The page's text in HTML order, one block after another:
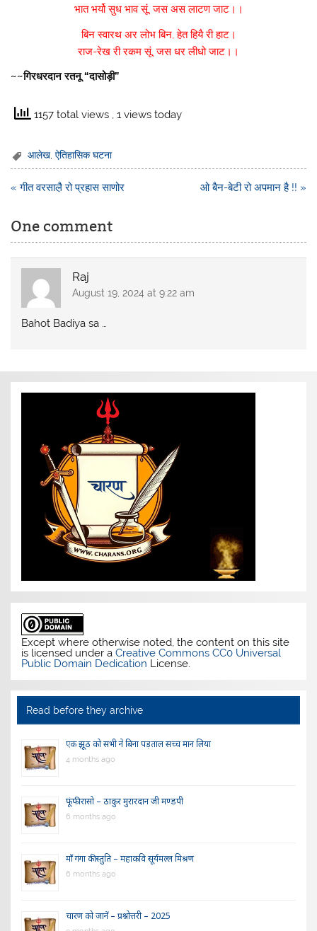
भात भर्यो सुध भाव सूं,जस अस लाटण जाट।।
बिन स्वारथ अर लोभ बिन,हेत हियै री हाट।
राज-रेख री रकम सूं,जस धर लीधो जाट।।
~~गिरधरदान रतनू “दासोड़ी”
1157 total views , 1 views today
आलेख ,ऐतिहासिक घटना
Post
« गीत वरसाल़ै रो प्रहास साणोर ओ बैन-बेटी रो अपमान है !! »
One comment
Raj
August 19, 2024 at 9:22 am
Bahot Badiya sa …
Except where otherwise noted, the content on this site
is licensed under aCreative Commons CC0 Universal
Public Domain Dedication License.
Read before they archive
एक झूठ को सभी ने बिना पड़ताल सच्च मान लिया
4 months ago
फूंफी रासो – ठाकुर मुरारदान जी मण्डपी
6 months ago
माँ गंगा की स्तुति – महाकवि सूर्यमल्ल मिश्रण
6 months ago
चारण को जानें – प्रश्नोत्तरी – 2025